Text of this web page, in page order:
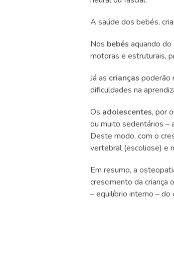
A saúde dos bebés,
Nos bebés aquando
motoras e estruturais,
Já as crianças poderão
dificuldades na
Os adolescentes, por
ou muito sedentários –
Deste modo, com o
vertebral (escoliose) e
Em resumo, a
crescimento da criança
– equilíbrio interno – do